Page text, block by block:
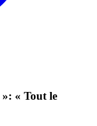
« Tout le